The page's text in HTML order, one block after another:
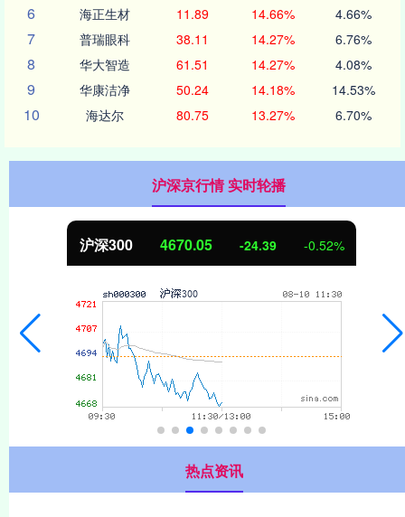
6 海正生材 11.89 14.66% 4.66%
7 普瑞眼科 38.11 14.27% 6.76%
8 华大智造 61.51 14.27% 4.08%
9 华康洁净 50.24 14.18% 14.53%
10 海达尔 80.75 13.27% 6.70%
沪深京行情 实时轮播
沪深300 4670.05 -24.39 -0.52%
热点资讯